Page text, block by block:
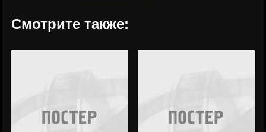
Смотрите также: